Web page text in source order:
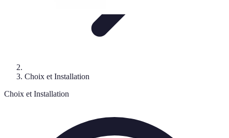
Choix et Installation
Choix et Installation